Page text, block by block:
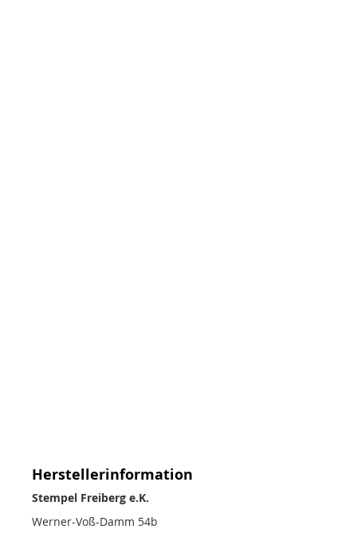
Herstellerinformation
Stempel Freiberg e.K.
Werner-Voß-Damm 54b